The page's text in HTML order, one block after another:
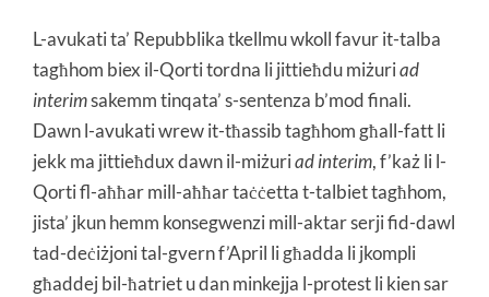
L-avukati ta’ Repubblika tkellmu wkoll favur it-talba
tagħhom biex il-Qorti tordna li jittieħdu miżuriad
interimsakemm tinqata’ s-sentenza b’mod finali.
Dawn l-avukati wrew it-tħassib tagħhom għall-fatt li
jekk ma jittieħdux dawn il-miżuriad interim, f’każ li l-
Qorti fl-aħħar mill-aħħar taċċetta t-talbiet tagħhom,
jista’ jkun hemm konsegwenzi mill-aktar serji fid-dawl
tad-deċiżjoni tal-gvern f’April li għadda li jkompli
għaddej bil-ħatriet u dan minkejja l-protest li kien sar